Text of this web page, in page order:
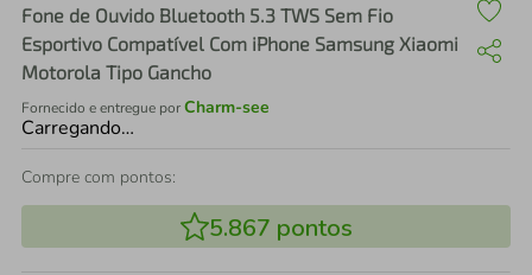
Fone de Ouvido Bluetooth 5.3 TWS Sem Fio
Esportivo Compatível Com iPhone Samsung Xiaomi
Motorola Tipo Gancho
Fornecido e entregue porCharm-see
Carregando…
Compre com pontos:
5.867 pontos